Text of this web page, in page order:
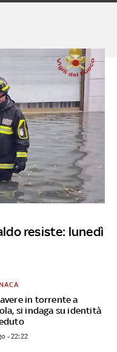
resiste: lunedì
in torrente a
si indaga su identità
- 22:22